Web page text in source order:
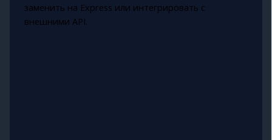
заменить на Express или интегрировать с
внешними API.